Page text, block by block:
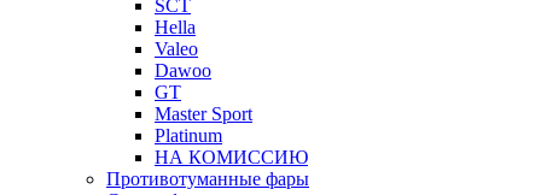
SCT
Hella
Valeo
Dawoo
GT
Master Sport
Platinum
НА КОМИССИЮ
Противотуманные фары